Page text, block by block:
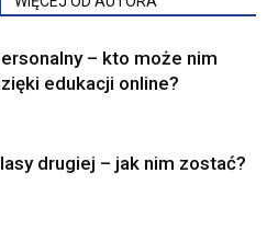
– kto może nim
edukacji online?
drugiej – jak nim zostać?